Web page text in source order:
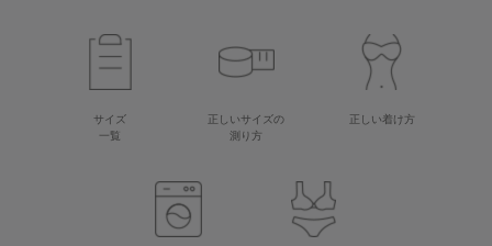
サイズ
一覧
正しいサイズの
測り方
正しい着け方